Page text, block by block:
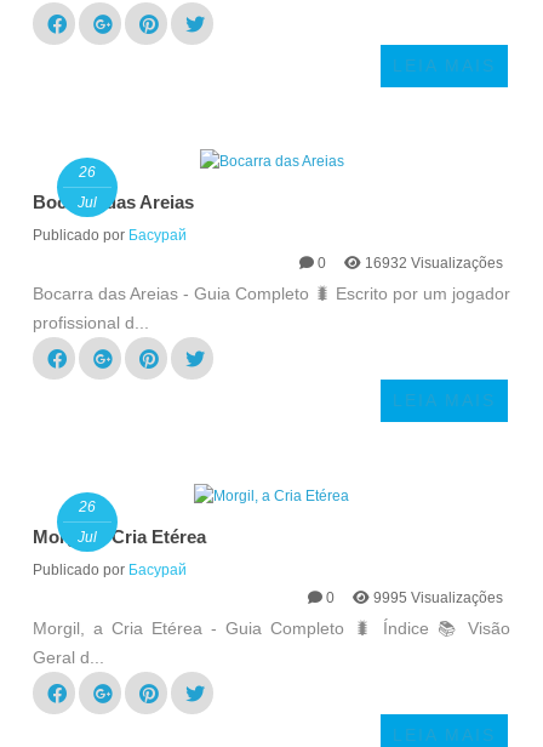
LEIA MAIS
26
Jul
Bocarra das Areias
Publicado por Басурай
0
16932 Visualizações
Bocarra das Areias - Guia Completo 🐛 Escrito por um jogador
profissional d...
LEIA MAIS
26
Jul
Morgil, a Cria Etérea
Publicado por Басурай
0
9995 Visualizações
Morgil, a Cria Etérea - Guia Completo 🐛 Índice 📚 Visão
Geral d...
LEIA MAIS